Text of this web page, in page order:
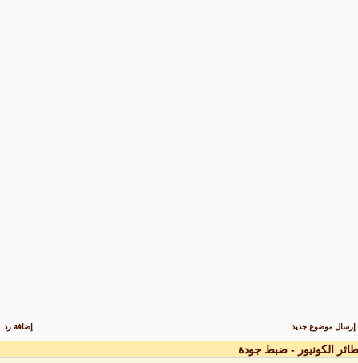
إرسال موضوع جديد إضافة رد
الكونيور - ضبط جودة